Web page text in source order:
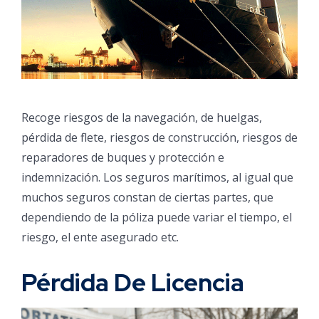
Recoge riesgos de la navegación, de huelgas,
pérdida de flete, riesgos de construcción, riesgos de
reparadores de buques y protección e
indemnización. Los seguros marítimos, al igual que
muchos seguros constan de ciertas partes, que
dependiendo de la póliza puede variar el tiempo, el
riesgo, el ente asegurado etc.
Pérdida De Licencia